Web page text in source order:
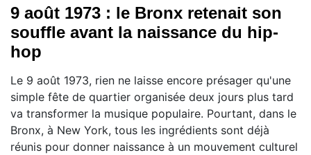
9 août 1973 : le Bronx retenait son
souffle avant la naissance du hip-
hop
Le 9 août 1973, rien ne laisse encore présager qu'une
simple fête de quartier organisée deux jours plus tard
va transformer la musique populaire. Pourtant, dans le
Bronx, à New York, tous les ingrédients sont déjà
réunis pour donner naissance à un mouvement culturel